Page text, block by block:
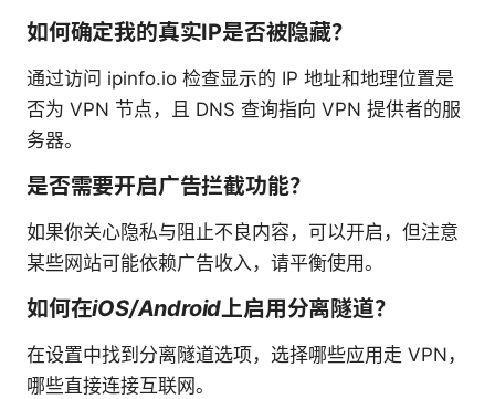
如何确定我的真实IP是否被隐藏？
通过访问 ipinfo.io 检查显示的 IP 地址和地理位置是
否为 VPN 节点，且 DNS 查询指向 VPN 提供者的服
务器。
是否需要开启广告拦截功能？
如果你关心隐私与阻止不良内容，可以开启，但注意
某些网站可能依赖广告收入，请平衡使用。
如何在iOS/Android上启用分离隧道？
在设置中找到分离隧道选项，选择哪些应用走 VPN，
哪些直接连接互联网。